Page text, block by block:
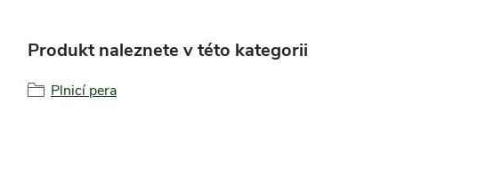
Produkt naleznete v této kategorii
Plnicí pera